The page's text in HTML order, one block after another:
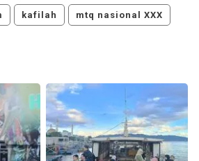
kafilah mtq nasional XXX